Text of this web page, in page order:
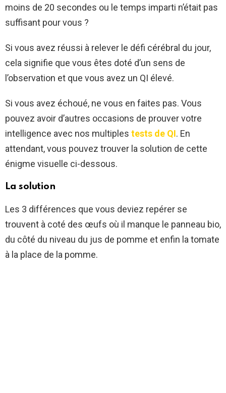
moins de 20 secondes ou le temps imparti n’était pas
suffisant pour vous ?
Si vous avez réussi à relever le défi cérébral du jour,
cela signifie que vous êtes doté d’un sens de
l’observation et que vous avez un QI élevé.
Si vous avez échoué, ne vous en faites pas. Vous
pouvez avoir d’autres occasions de prouver votre
intelligence avec nos multiples tests de QI. En
attendant, vous pouvez trouver la solution de cette
énigme visuelle ci-dessous.
La solution
Les 3 différences que vous deviez repérer se
trouvent à coté des œufs où il manque le panneau bio,
du côté du niveau du jus de pomme et enfin la tomate
à la place de la pomme.